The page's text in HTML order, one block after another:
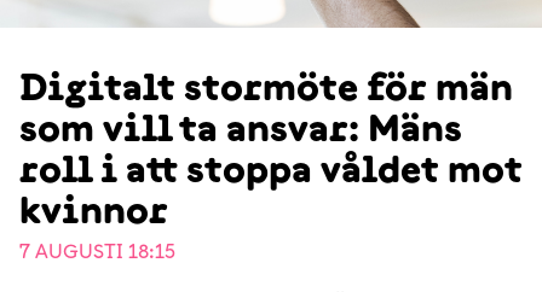
Digitalt stormöte för män
som vill ta ansvar: Mäns
roll i att stoppa våldet mot
kvinnor
7 AUGUSTI 18:15